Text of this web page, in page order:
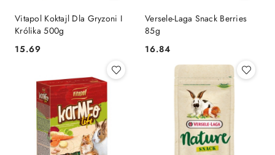
Vitapol Koktajl Dla Gryzoni I
Królika 500g
Cena:
15.69
Versele-Laga Snack Berries
85g
Cena:
16.84